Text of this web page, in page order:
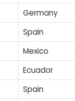
Germany
Spain
Mexico
Ecuador
Spain